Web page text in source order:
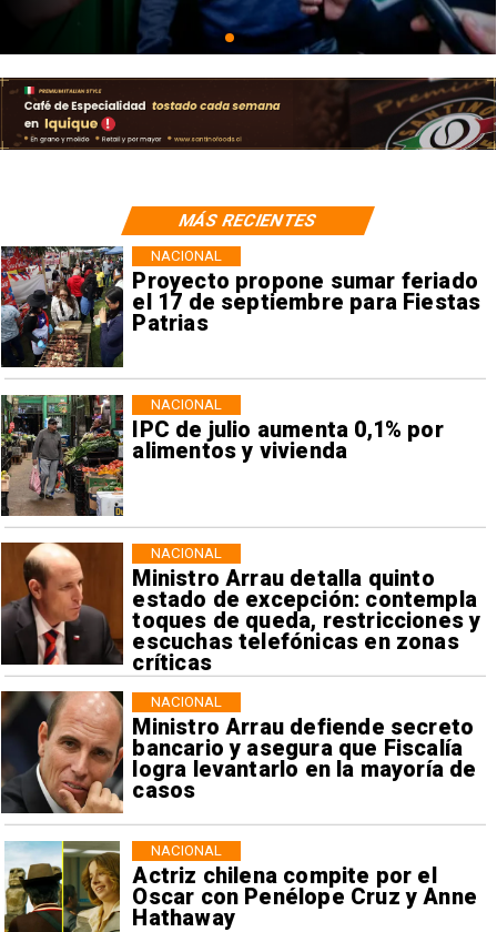
Proyecto propone sumar feriado
el 17 de septiembre para Fiestas
Patrias
NACIONAL
IPC de julio aumenta 0,1% por
alimentos y vivienda
NACIONAL
Ministro Arrau detalla quinto
estado de excepción: contempla
toques de queda, restricciones y
escuchas telefónicas en zonas
críticas
NACIONAL
Ministro Arrau defiende secreto
bancario y asegura que Fiscalía
logra levantarlo en la mayoría de
casos
NACIONAL
Actriz chilena compite por el
Oscar con Penélope Cruz y Anne
Hathaway
NACIONAL
MÁS RECIENTES